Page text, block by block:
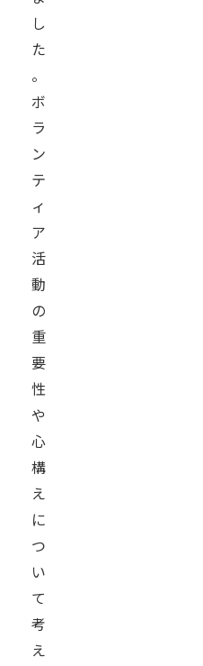
し
た
。
ボ
ラ
ン
テ
ィ
ア
活
動
の
重
要
性
や
心
構
え
に
つ
い
て
考
え